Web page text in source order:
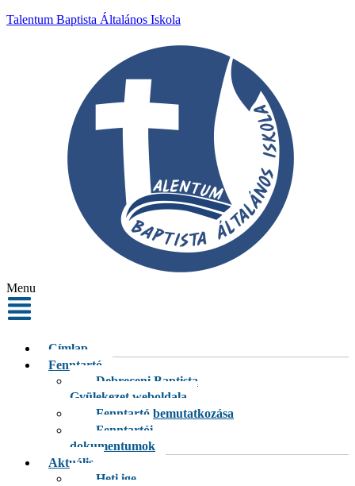
Talentum Baptista Általános Iskola
Menu
Címlap
Fenntartó
Debreceni Baptista
Gyülekezet weboldala
Fenntartó bemutatkozása
Fenntartói
dokumentumok
Aktuális
Heti ige